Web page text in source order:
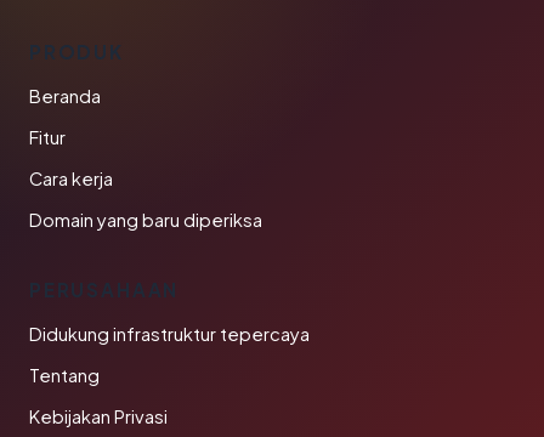
PRODUK
Beranda
Fitur
Cara kerja
Domain yang baru diperiksa
PERUSAHAAN
Didukung infrastruktur tepercaya
Tentang
Kebijakan Privasi